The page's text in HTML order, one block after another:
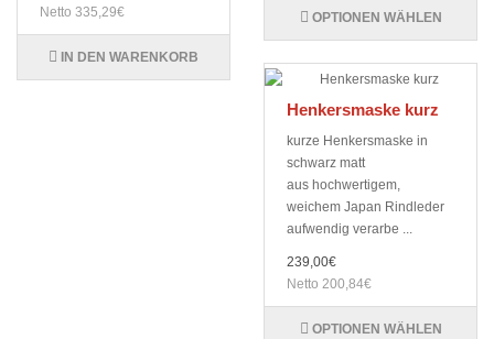
Netto 335,29€
IN DEN WARENKORB
OPTIONEN WÄHLEN
Henkersmaske kurz
kurze Henkersmaske in
schwarz matt
aus hochwertigem,
weichem Japan Rindleder
aufwendig verarbe ...
239,00€
Netto 200,84€
OPTIONEN WÄHLEN